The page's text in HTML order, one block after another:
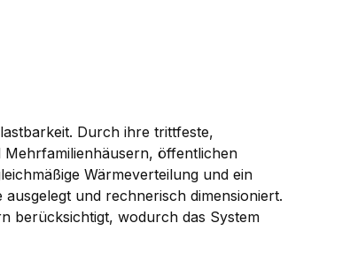
Durch ihre trittfeste,
Mehrfamilienhäusern, öffentlichen
Wärmeverteilung und ein
und rechnerisch dimensioniert.
berücksichtigt, wodurch das System